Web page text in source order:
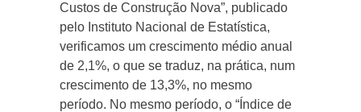
Custos de Construção Nova”, publicado
pelo Instituto Nacional de Estatística,
verificamos um crescimento médio anual
de 2,1%, o que se traduz, na prática, num
crescimento de 13,3%, no mesmo
período. No mesmo período, o “Índice de